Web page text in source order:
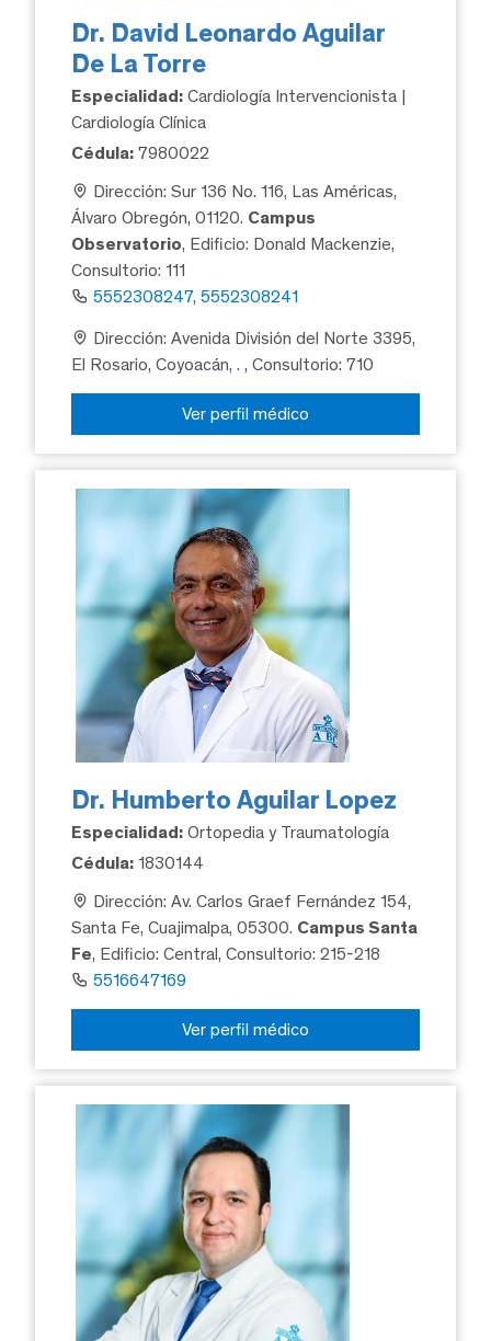
Dr. David Leonardo Aguilar
De La Torre
Especialidad: Cardiología Intervencionista |
Cardiología Clínica
Cédula: 7980022
Dirección: Sur 136 No. 116, Las Américas,
Álvaro Obregón, 01120. Campus
Observatorio, Edificio: Donald Mackenzie,
Consultorio: 111
5552308247, 5552308241
Dirección: Avenida División del Norte 3395,
El Rosario, Coyoacán, ., Consultorio: 710
Ver perfil médico
Dr. Humberto Aguilar Lopez
Especialidad: Ortopedia y Traumatología
Cédula: 1830144
Dirección: Av. Carlos Graef Fernández 154,
Santa Fe, Cuajimalpa, 05300. Campus Santa
Fe, Edificio: Central, Consultorio: 215-218
5516647169
Ver perfil médico